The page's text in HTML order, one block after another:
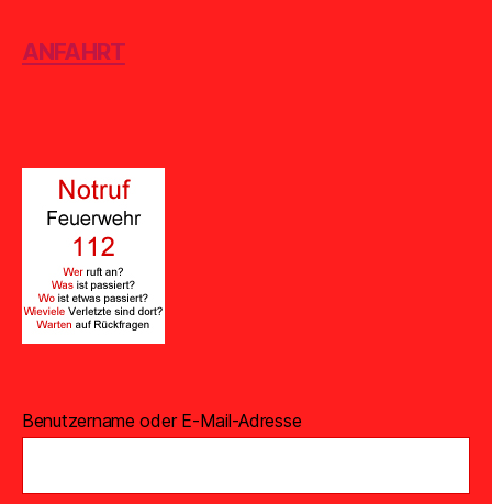
ANFAHRT
Benutzername oder E-Mail-Adresse